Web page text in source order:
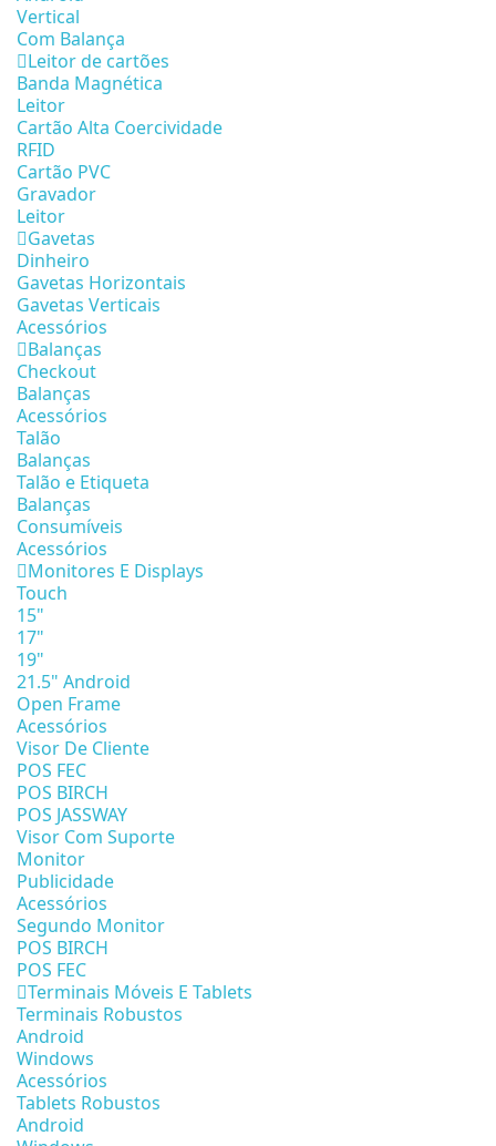
Vertical
Com Balança
Leitor de cartões
Banda Magnética
Leitor
Cartão Alta Coercividade
RFID
Cartão PVC
Gravador
Leitor
Gavetas
Dinheiro
Gavetas Horizontais
Gavetas Verticais
Acessórios
Balanças
Checkout
Balanças
Acessórios
Talão
Balanças
Talão e Etiqueta
Balanças
Consumíveis
Acessórios
Monitores E Displays
Touch
15"
17"
19"
21.5" Android
Open Frame
Acessórios
Visor De Cliente
POS FEC
POS BIRCH
POS JASSWAY
Visor Com Suporte
Monitor
Publicidade
Acessórios
Segundo Monitor
POS BIRCH
POS FEC
Terminais Móveis E Tablets
Terminais Robustos
Android
Windows
Acessórios
Tablets Robustos
Android